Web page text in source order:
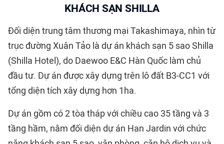
KHÁCH SẠN SHILLA
Đối diện trung tâm thương mại Takashimaya, nhìn từ
trục đường Xuân Tảo là dự án khách sạn 5 sao Shilla
(Shilla Hotel), do Daewoo E&C Hàn Quốc làm chủ
đầu tư. Dự án được xây dựng trên lô đất B3-CC1 với
tổng diện tích xây dựng hơn 1ha.
Dự án gồm có 2 tòa tháp với chiều cao 35 tầng và 3
tầng hầm, nằm đối diện dự án Han Jardin với chức